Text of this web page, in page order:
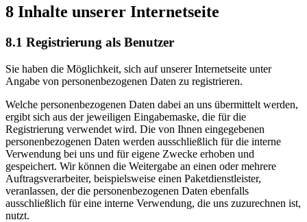
8 Inhalte unserer Internetseite
8.1 Registrierung als Benutzer
Sie haben die Möglichkeit, sich auf unserer Internetseite unter
Angabe von personenbezogenen Daten zu registrieren.
Welche personenbezogenen Daten dabei an uns übermittelt werden,
ergibt sich aus der jeweiligen Eingabemaske, die für die
Registrierung verwendet wird. Die von Ihnen eingegebenen
personenbezogenen Daten werden ausschließlich für die interne
Verwendung bei uns und für eigene Zwecke erhoben und
gespeichert. Wir können die Weitergabe an einen oder mehrere
Auftragsverarbeiter, beispielsweise einen Paketdienstleister,
veranlassen, der die personenbezogenen Daten ebenfalls
ausschließlich für eine interne Verwendung, die uns zuzurechnen ist,
nutzt.